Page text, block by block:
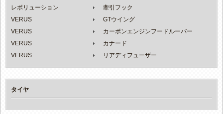
レボリューション
牽引フック
VERUS
GTウイング
VERUS
カーボンエンジンフードルーバー
VERUS
カナード
VERUS
リアディフューザー
タイヤ